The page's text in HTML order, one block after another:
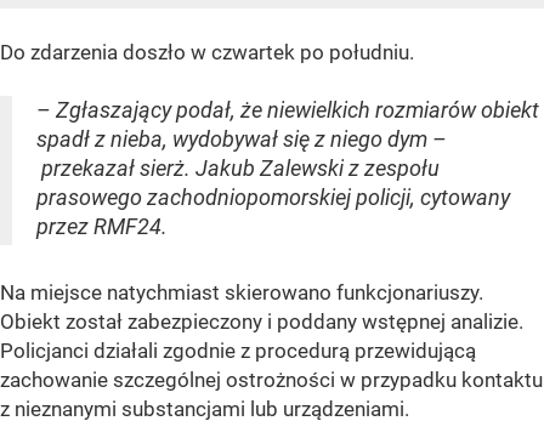
Do zdarzenia doszło w czwartek po południu.
– Zgłaszający podał, że niewielkich rozmiarów obiekt
spadł z nieba, wydobywał się z niego dym –
przekazał sierż. Jakub Zalewski z zespołu
prasowego zachodniopomorskiej policji, cytowany
przez RMF24.
Na miejsce natychmiast skierowano funkcjonariuszy.
Obiekt został zabezpieczony i poddany wstępnej analizie.
Policjanci działali zgodnie z procedurą przewidującą
zachowanie szczególnej ostrożności w przypadku kontaktu
z nieznanymi substancjami lub urządzeniami.